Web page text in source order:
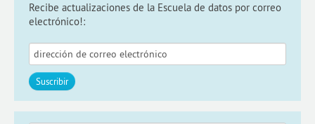
Recibe actualizaciones de la Escuela de datos por correo
electrónico!: